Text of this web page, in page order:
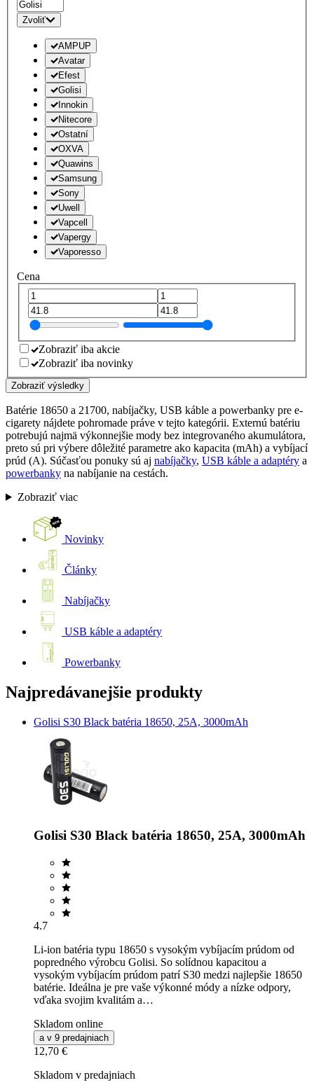
Zvoliť
AMPUP
Avatar
Efest
Golisi
Innokin
Nitecore
Ostatní
OXVA
Quawins
Samsung
Sony
Uwell
Vapcell
Vapergy
Vaporesso
Cena
Zobraziť iba akcie
Zobraziť iba novinky
Zobraziť výsledky
Batérie 18650 a 21700, nabíjačky, USB káble a powerbanky pre e-
cigarety nájdete pohromade práve v tejto kategórii. Externú batériu
potrebujú najmä výkonnejšie mody bez integrovaného akumulátora,
preto sú pri výbere dôležité parametre ako kapacita (mAh) a vybíjací
prúd (A). Súčasťou ponuky sú aj nabíjačky, USB káble a adaptéry a
powerbanky na nabíjanie na cestách.
Zobraziť viac
Novinky
Články
Nabíjačky
USB káble a adaptéry
Powerbanky
Najpredávanejšie produkty
Golisi S30 Black batéria 18650, 25A, 3000mAh
Golisi S30 Black batéria 18650, 25A, 3000mAh
4.7
Li-ion batéria typu 18650 s vysokým vybíjacím prúdom od
popredného výrobcu Golisi. So solídnou kapacitou a
vysokým vybíjacím prúdom patrí S30 medzi najlepšie 18650
batérie. Ideálna je pre vaše výkonné módy a nízke odpory,
vďaka svojim kvalitám a…
Skladom online
a v 9 predajniach
12,70 €
Skladom v predajniach